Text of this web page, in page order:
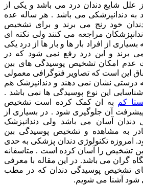
علل شایع دندان درد می باشد و یکی از
به دندانپزشکی می باشد . هر ساله عده
خود رنج می برند و برای تشخیص
مراجعه می کنند ولی نکته ای
از افراد بار ها و بار ها از درد یکی
برند و این درد رفع نمی شود که در
عدم امکان تشخیص پوسیدگی های بین
این است که تصاویر فتوگرافی معمولی
درستی نشان نمی دهند و دندانپزشک هم
این نوع پوسیدگی ها نمی باشد .
کم به ان کمک کرده است تشخیص
آن جلوگیری شود . در بسیاری از
دندان آسان می باشد ولی دندانپزشک
به مشاهده و تشخیص پوسیدگی بین
امروزه تکنولوژی دندان پزشکی به حدی
تشخیص را آسان کرده است . متاسفانه
گران می باشد. در این مقاله با معرفی
های تشخیص پوسیدگی دندان که در مطب
شود آشنا می شویم.